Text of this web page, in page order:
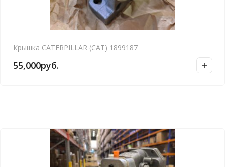
Крышка CATERPILLAR (CAT) 1899187
55,000руб.